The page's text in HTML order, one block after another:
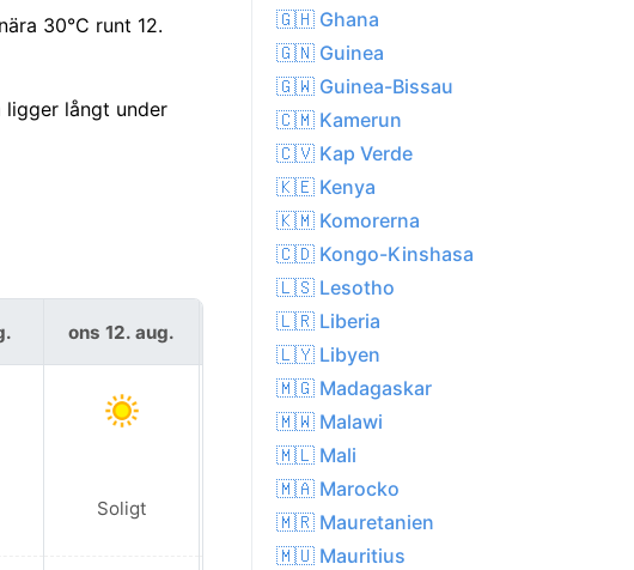
30°C runt 12.
ligger långt under
ons 12. aug.
Soligt
tors 13. aug.
Soligt
🇬🇭 Ghana
🇬🇳 Guinea
🇬🇼 Guinea-Bissau
🇨🇲 Kamerun
🇨🇻 Kap Verde
🇰🇪 Kenya
🇰🇲 Komorerna
🇨🇩 Kongo-Kinshasa
🇱🇸 Lesotho
🇱🇷 Liberia
🇱🇾 Libyen
🇲🇬 Madagaskar
🇲🇼 Malawi
🇲🇱 Mali
🇲🇦 Marocko
🇲🇷 Mauretanien
🇲🇺 Mauritius